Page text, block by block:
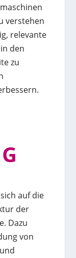
verstehen
relevante
den
zu
auf die
der
Dazu
von